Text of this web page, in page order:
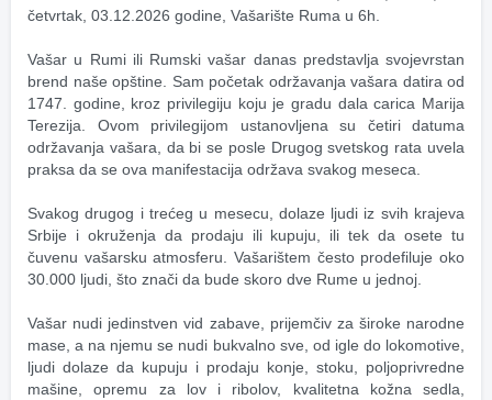
četvrtak, 03.12.2026 godine, Vašarište Ruma u 6h.
Vašar u Rumi ili Rumski vašar danas predstavlja svojevrstan
brend naše opštine. Sam početak održavanja vašara datira od
1747. godine, kroz privilegiju koju je gradu dala carica Marija
Terezija. Ovom privilegijom ustanovljena su četiri datuma
održavanja vašara, da bi se posle Drugog svetskog rata uvela
praksa da se ova manifestacija održava svakog meseca.
Svakog drugog i trećeg u mesecu, dolaze ljudi iz svih krajeva
Srbije i okruženja da prodaju ili kupuju, ili tek da osete tu
čuvenu vašarsku atmosferu. Vašarištem često prodefiluje oko
30.000 ljudi, što znači da bude skoro dve Rume u jednoj.
Vašar nudi jedinstven vid zabave, prijemčiv za široke narodne
mase, a na njemu se nudi bukvalno sve, od igle do lokomotive,
ljudi dolaze da kupuju i prodaju konje, stoku, poljoprivredne
mašine, opremu za lov i ribolov, kvalitetna kožna sedla,